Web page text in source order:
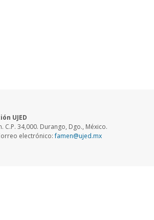
UJED
C.P. 34,000. Durango, Dgo., México.
electrónico:famen@ujed.mx